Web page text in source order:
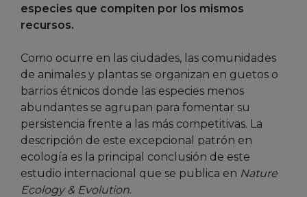
especies que compiten por los mismos
recursos.
Como ocurre en las ciudades, las comunidades
de animales y plantas se organizan en guetos o
barrios étnicos donde las especies menos
abundantes se agrupan para fomentar su
persistencia frente a las más competitivas. La
descripción de este excepcional patrón en
ecología es la principal conclusión de este
estudio internacional que se publica en Nature
Ecology & Evolution.